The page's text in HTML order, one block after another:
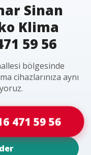
Sinan
Klima
59 56
bölgesinde
cihazlarınıza aynı
471 59 56